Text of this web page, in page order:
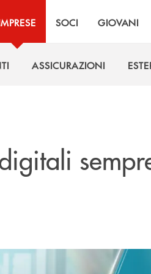
SOCI GIOVANI
ASSICURAZIONI